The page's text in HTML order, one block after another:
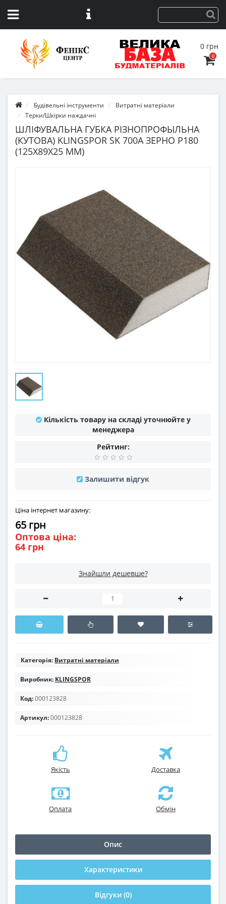
0 грн
0
Будівельні інструменти
Витратні матеріали
Терки/Шкірки наждачні
ШЛІФУВАЛЬНА ГУБКА РІЗНОПРОФЫЛЬНА
(КУТОВА) KLINGSPOR SK 700А ЗЕРНО P180
(125X89X25 MM)
Кількість товару на складі уточнюйте у
менеджера
Рейтинг:
Залишити відгук
Ціна інтернет магазину:
65 грн
Оптова ціна:
64 грн
Знайшли дешевше?
Категорія: Витратні матеріали
Виробник: KLINGSPOR
Код:000123828
Артикул:000123828
Якість Доставка
Оплата Обмін
Опис
Характеристики
Відгуки (0)